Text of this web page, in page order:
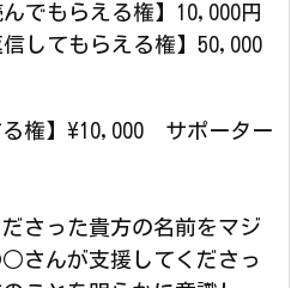
でもらえる権】10,000円
してもらえる権】50,000
る権】\10,000 サポーター
さった貴方の名前をマジ
さんが支援してくださっ